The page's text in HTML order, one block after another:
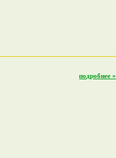
подробнее »